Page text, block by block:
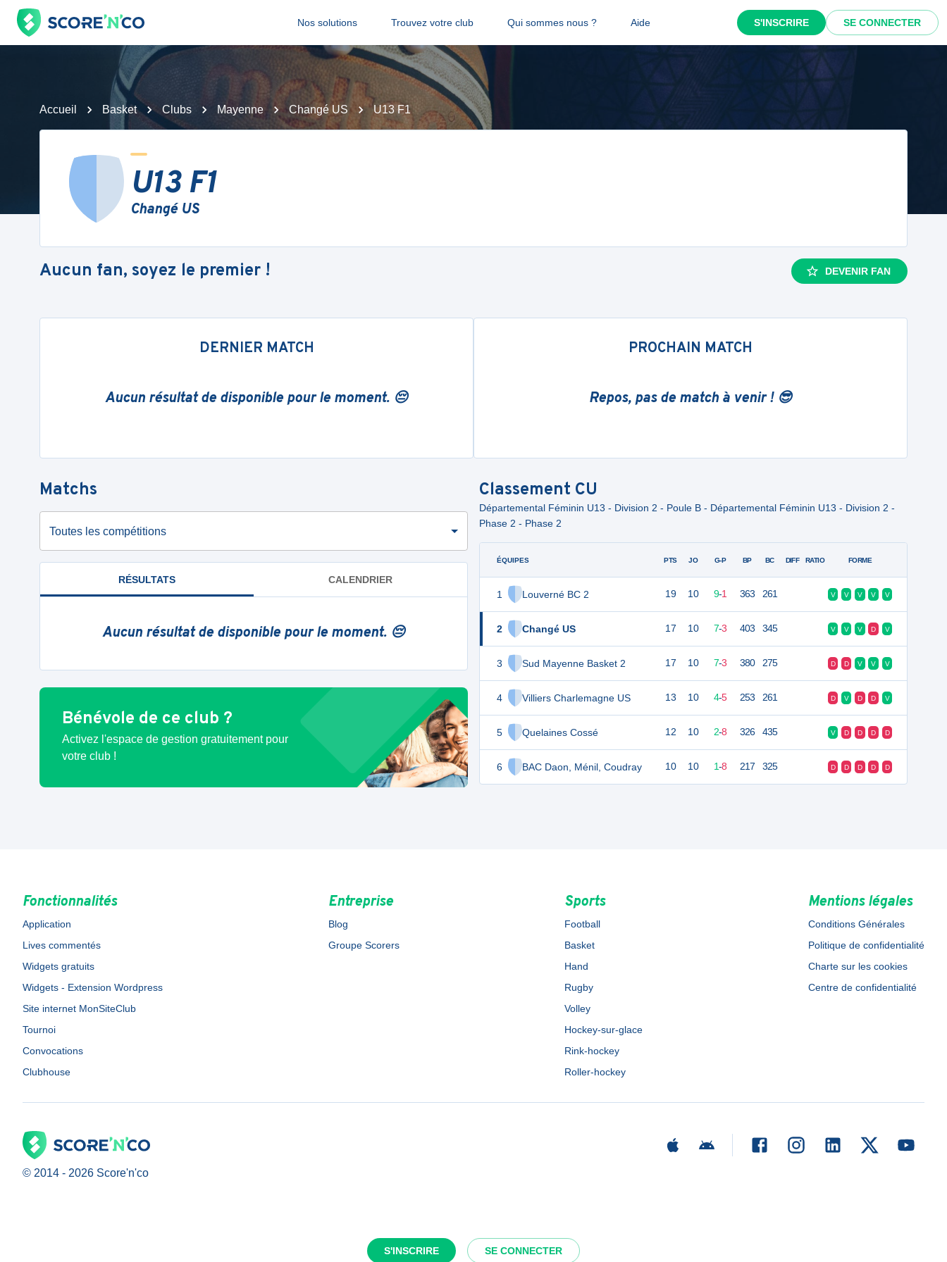
Nos solutions Trouvez votre club Qui sommes nous ? Aide S'INSCRIRE SE CONNECTER
S'INSCRIRE SE CONNECTER
Accueil Basket Clubs Mayenne Changé US U13 F1
U13 F1
Changé US
Aucun fan, soyez le premier ! DEVENIR FAN
DERNIER MATCH
Aucun résultat de disponible pour le moment. 😔
PROCHAIN MATCH
Repos, pas de match à venir ! 😎
Matchs
Toutes les compétitions
RÉSULTATS CALENDRIER
Aucun résultat de disponible pour le moment. 😔
Bénévole de ce club ?
Activez l'espace de gestion gratuitement pour
votre club !
Classement CU
Départemental Féminin U13 - Division 2 - Poule B - Départemental Féminin U13 - Division 2 -
Phase 2 - Phase 2
ÉQUIPES
1 Louverné BC 2
2 Changé US
3 Sud Mayenne Basket 2
4 Villiers Charlemagne US
5 Quelaines Cossé
6 BAC Daon, Ménil, Coudray
PTS JO G-P BP BC DIFF RATIO FORME
19 10 9-1 363 261 V V V V V
17 10 7-3 403 345 V V V D V
17 10 7-3 380 275 D D V V V
13 10 4-5 253 261 D V D D V
12 10 2-8 326 435 V D D D D
10 10 1-8 217 325 D D D D D
Fonctionnalités
Application
Lives commentés
Widgets gratuits
Widgets - Extension Wordpress
Site internet MonSiteClub
Tournoi
Convocations
Clubhouse
Entreprise
Blog
Groupe Scorers
Sports
Football
Basket
Hand
Rugby
Volley
Hockey-sur-glace
Rink-hockey
Roller-hockey
Mentions légales
Conditions Générales
Politique de confidentialité
Charte sur les cookies
Centre de confidentialité
© 2014 - 2026 Score'n'co